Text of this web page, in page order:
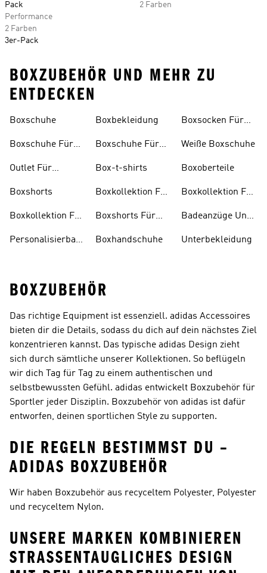
Pack
Performance
2 Farben
3er-Pack
2 Farben
BOXZUBEHÖR UND MEHR ZU
ENTDECKEN
Boxschuhe
Boxschuhe Für
Outlet Für
Boxshorts
Boxkollektion Für
Personalisierbare
Boxbekleidung
Boxschuhe Für
Box-t-shirts
Boxkollektion Für
Boxshorts Für
Boxhandschuhe
Boxsocken Für
Weiße Boxschuhe
Boxoberteile
Boxkollektion Für
Badeanzüge Und
Unterbekleidung
BOXZUBEHÖR
Das richtige Equipment ist essenziell. adidas Accessoires
bieten dir die Details, sodass du dich auf dein nächstes Ziel
konzentrieren kannst. Das typische adidas Design zieht
sich durch sämtliche unserer Kollektionen. So beflügeln
wir dich Tag für Tag zu einem authentischen und
selbstbewussten Gefühl. adidas entwickelt Boxzubehör für
Sportler jeder Disziplin. Boxzubehör von adidas ist dafür
entworfen, deinen sportlichen Style zu supporten.
DIE REGELN BESTIMMST DU –
ADIDAS BOXZUBEHÖR
Wir haben Boxzubehör aus recyceltem Polyester, Polyester
und recyceltem Nylon.
UNSERE MARKEN KOMBINIEREN
STRASSENTAUGLICHES DESIGN M